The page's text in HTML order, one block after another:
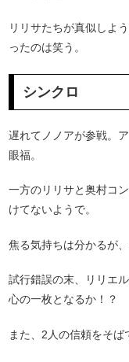
リリサたちが真似しよ
ったのは笑う。
シンクロ
遅れてノノアが参戦。
眼福。
一方のリリサと奥村コ
けてないようで。
焦る気持ちは分かるが
試行錯誤の末、リリエ
心の一枚となるか！？
また、2人の信頼をそば